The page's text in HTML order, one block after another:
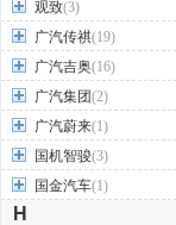
观致(3)
广汽传祺(19)
广汽吉奥(16)
广汽集团(2)
广汽蔚来(1)
国机智骏(3)
国金汽车(1)
H